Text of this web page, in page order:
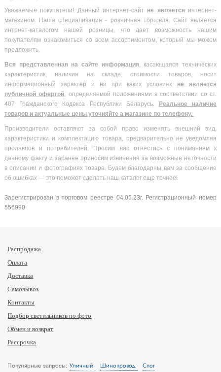
Уважаемые покупатели! Данный интернет-сайт не является интернет-
магазином. Наша специализация - розничная торговля. Сайт является
интрнет-каталогом нашей розницы, что дает возможность нашим
покупателям ознакомиться со всем ассортиментом, который мы можем
предложить.
Вся представленная на сайте информация, касающаяся технических
характеристик, наличия на складе, стоимости товаров, носит
информационный характер и ни при каких условиях не является
публичной офертой, определяемой положениями в соответствии со ст.
407 Гражданского Кодекса Республики Беларусь.
Реальное наличие
товаров и актуальные цены уточняйте а магазине по телефону.
Производители оставляют за собой право изменять внешний вид,
характеристики и комплектацию товара, предварительно не уведомляя
продавцов и потребителей. Просим вас отнестись с пониманием к
данному факту и заранее приносим извинения за возможные неточности
в описании и фотографиях товара. Будем благодарны вам за сообщение
об ошибках — это поможет сделать наш каталог еще точнее!
Зарегистрирован в торговом реестре 04.05.23г. Регистрационный номер
556990
Распродажа
Оплата
Доставка
Самовывоз
Контакты
Подбор светильников по фото
Обмен и возврат
Рассрочка
Популярные запросы:Уличный Шинопровод Спот